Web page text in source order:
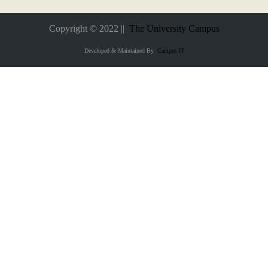
Copyright © 2022 || The University Campus
Developed & Maintained ByCampus IT